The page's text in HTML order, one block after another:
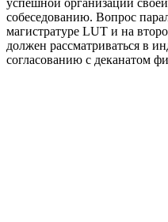
успешной организации
собеседованию. Вопрос
магистратуре LUT и на
должен рассматриваться в
согласованию с деканатом